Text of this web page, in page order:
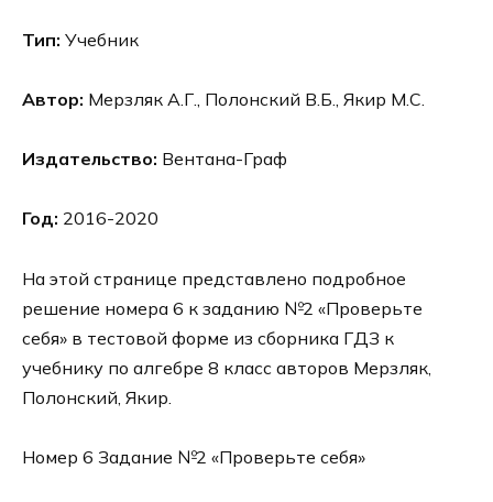
Тип: Учебник
Автор: Мерзляк А.Г., Полонский В.Б., Якир М.С.
Издательство: Вентана-Граф
Год: 2016-2020
На этой странице представлено подробное
решение номера 6 к заданию №2 «Проверьте
себя» в тестовой форме из сборника ГДЗ к
учебнику по алгебре 8 класс авторов Мерзляк,
Полонский, Якир.
Номер 6 Задание №2 «Проверьте себя»